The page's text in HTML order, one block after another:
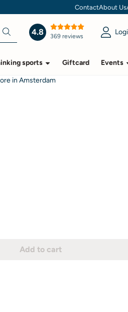
ContactAbout Us
4.8 369 reviews
sports Giftcard Events
in Amsterdam
Add to cart